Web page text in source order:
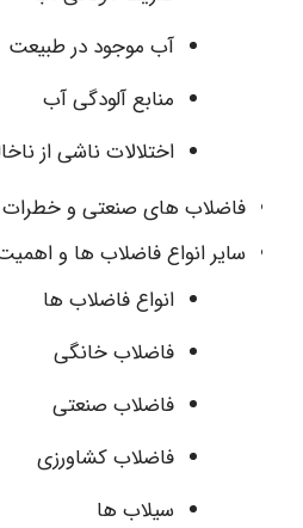
آب موجود در طبیعت
منابع آلودگی آب
اختلالات ناشی از
فاضلاب های صنعتی و خطرات
سایر انواع فاضلاب ها و
انواع فاضلاب ها
فاضلاب خانگی
فاضلاب صنعتی
فاضلاب کشاورزی
سیلاب ها